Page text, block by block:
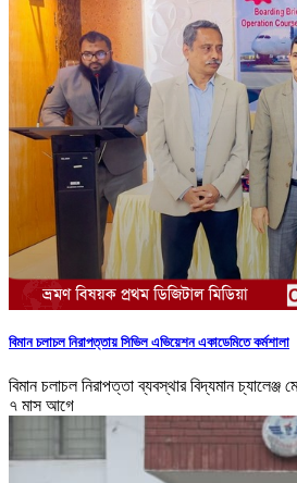
বিমান চলাচল নিরাপত্তায় সিভিল এভিয়েশন একাডেমিতে কর্মশালা
বিমান চলাচল নিরাপত্তা ব্যবস্থার বিদ্যমান চ্যালেঞ্জ
৭ মাস আগে